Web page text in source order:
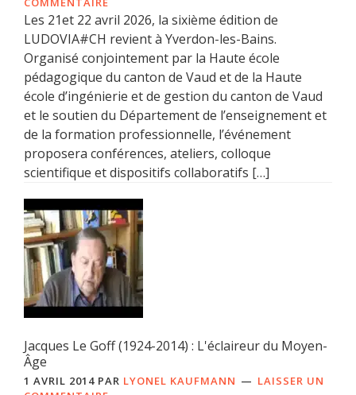
Les 21et 22 avril 2026, la sixième édition de
LUDOVIA#CH revient à Yverdon-les-Bains.
Organisé conjointement par la Haute école
pédagogique du canton de Vaud et de la Haute
école d’ingénierie et de gestion du canton de Vaud
et le soutien du Département de l’enseignement et
de la formation professionnelle, l’événement
proposera conférences, ateliers, colloque
scientifique et dispositifs collaboratifs […]
Jacques Le Goff (1924-2014) : L'éclaireur du Moyen-
Âge
1 AVRIL 2014 PAR LYONEL KAUFMANN
LAISSER UN